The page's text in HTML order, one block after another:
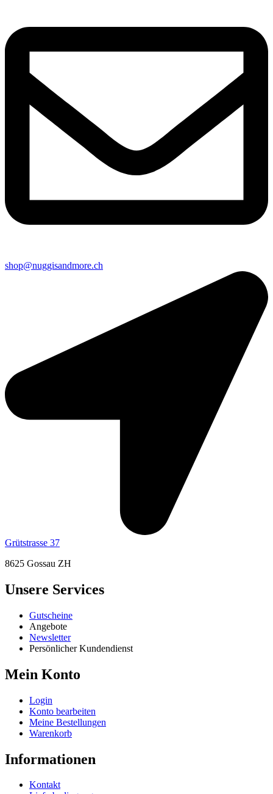
shop@nuggisandmore.ch
Grütstrasse 37
8625 Gossau ZH
Unsere Services
Gutscheine
Angebote
Newsletter
Persönlicher Kundendienst
Mein Konto
Login
Konto bearbeiten
Meine Bestellungen
Warenkorb
Informationen
Kontakt